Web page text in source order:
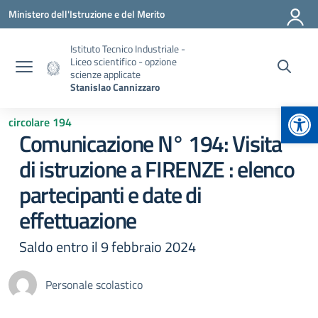
Vai ai contenuti
Vai al menu di navigazione
Vai al footer
Ministero dell'Istruzione e del Merito
Istituto Tecnico Industriale -
Liceo scientifico - opzione
scienze applicate
Stanislao Cannizzaro
circolare 194
Comunicazione N° 194: Visita
di istruzione a FIRENZE : elenco
partecipanti e date di
effettuazione
Saldo entro il 9 febbraio 2024
Personale scolastico